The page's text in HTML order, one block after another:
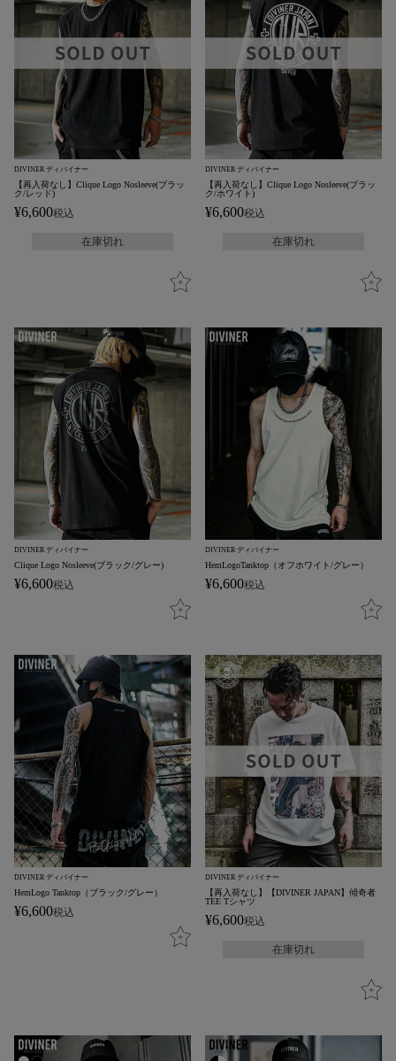
DIVINER ディバイナー
【再入荷なし】Clique Logo Nosleeve(ブラッ
ク/レッド)
¥6,600税込
在庫切れ
DIVINER ディバイナー
【再入荷なし】Clique Logo Nosleeve(ブラッ
ク/ホワイト)
¥6,600税込
在庫切れ
DIVINER ディバイナー
Clique Logo Nosleeve(ブラック/グレー)
¥6,600税込
DIVINER ディバイナー
HemLogoTanktop（オフホワイト/グレー）
¥6,600税込
DIVINER ディバイナー
HemLogo Tanktop（ブラック/グレー）
¥6,600税込
DIVINER ディバイナー
【再入荷なし】【DIVINER JAPAN】傾奇者
TEE Tシャツ
¥6,600税込
在庫切れ